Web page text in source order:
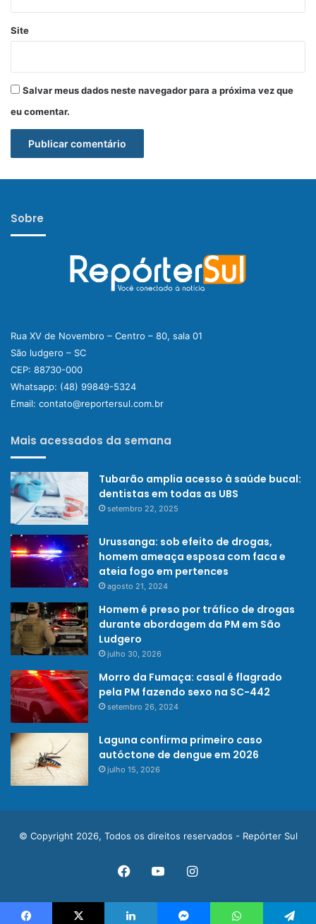
Site
Salvar meus dados neste navegador para a próxima vez que
eu comentar.
Sobre
Rua XV de Novembro – Centro – 80, sala 01
São ludgero – SC
CEP: 88730-000
Whatsapp: (48) 99849-5324
Email: contato@reportersul.com.br
Mais acessados da semana
Tubarão amplia acesso à saúde bucal:
dentistas em todas as UBS
setembro 22, 2025
Urussanga: sob efeito de drogas,
homem ameaça esposa com faca e
ateia fogo em pertences
agosto 21, 2024
Homem é preso por tráfico de drogas
durante abordagem da PM em São
Ludgero
julho 30, 2026
Morro da Fumaça: casal é flagrado
pela PM fazendo sexo na SC-442
setembro 26, 2024
Laguna confirma primeiro caso
autóctone de dengue em 2026
julho 15, 2026
© Copyright 2026, Todos os direitos reservados - Repórter Sul
Facebook
YouTubeInstagram